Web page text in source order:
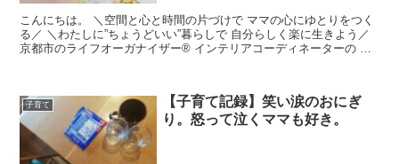
こんにちは。 ＼空間と心と時間の片づけで ママの心にゆとりをつく
る／ ＼わたしに”ちょうどいい”暮らしで 自分らしく楽に生きよう／
京都市のライフオーガナイザー® インテリアコーディネーターの 安
子育て
【子育て記録】笑い涙のおにぎ
り。怒って泣くママも好き。